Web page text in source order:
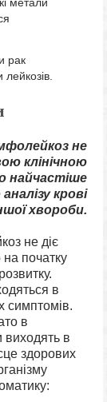
рак
не
клінічною
найчастіше
крові
хвороби.
не діє
на початку
в
симптомів.
в
виходять в
здорових